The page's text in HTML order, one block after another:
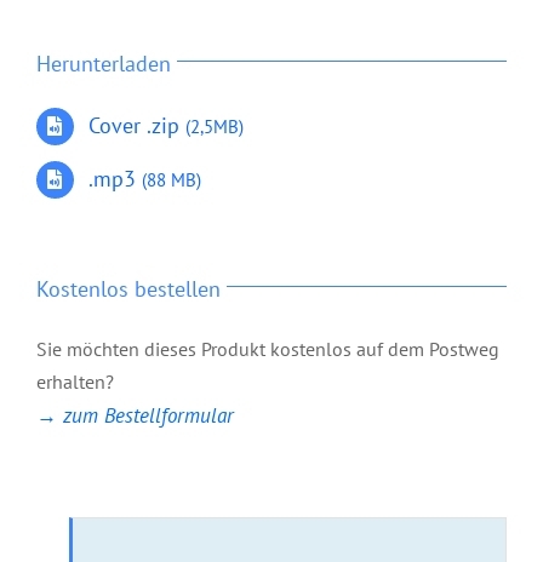
13. 13_Schaff uns Hilfe
Herunterladen
Cover .zip (2,5MB)
.mp3 (88 MB)
Kostenlos bestellen
Sie möchten dieses Produkt kostenlos auf dem Postweg
erhalten?
→ zum Bestellformular